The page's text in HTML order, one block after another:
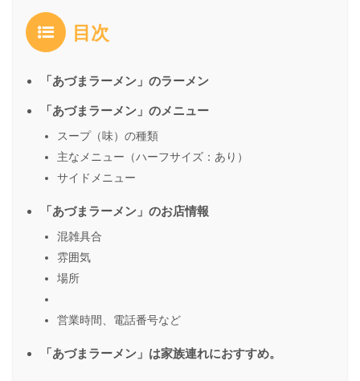
目次
「あづまラーメン」のラーメン
「あづまラーメン」のメニュー
スープ（味）の種類
主なメニュー（ハーフサイズ：あり）
サイドメニュー
「あづまラーメン」のお店情報
混雑具合
雰囲気
場所
営業時間、電話番号など
「あづまラーメン」は家族連れにおすすめ。